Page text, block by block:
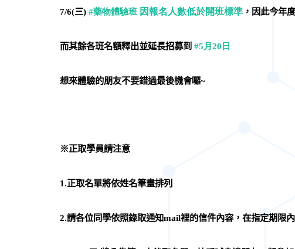
7/6(三) #藥物體驗班 因報名人數低於開班標準 ，因此今年
而其餘各班名額釋出並延長招募到 #5 月20 日
想來體驗的朋友不要錯過最後機會囉~
※正取學員請注意
1.正取名單將依姓名筆畫排列
2.請各位同學依照錄取通知mail裡的信件內容，在指定期限